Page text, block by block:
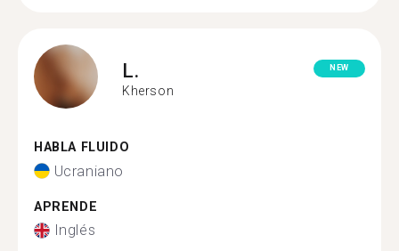
L.
Kherson
NEW
HABLA FLUIDO
Ucraniano
APRENDE
Inglés